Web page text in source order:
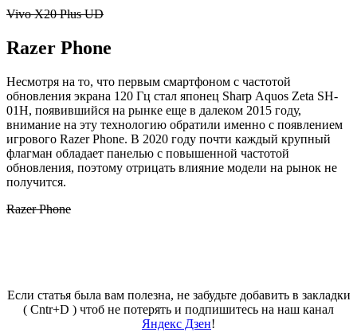
Vivo X20 Plus UD
Razer Phone
Несмотря на то, что первым смартфоном с частотой
обновления экрана 120 Гц стал японец Sharp Aquos Zeta SH-
01H, появившийся на рынке еще в далеком 2015 году,
внимание на эту технологию обратили именно с появлением
игрового RazerPhone. В 2020 году почти каждый крупный
флагман обладает панелью с повышенной частотой
обновления, поэтому отрицать влияние модели на рынок не
получится.
Razer Phone
Если статья была вам полезна, не забудьте добавить в закладки
( Cntr+D ) чтоб не потерять и подпишитесь на наш канал
Яндекс Дзен!